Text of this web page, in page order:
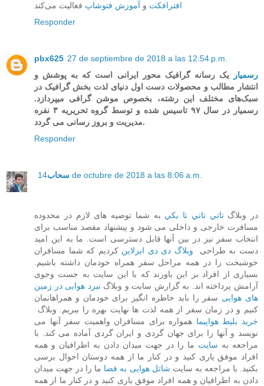
افترافکت و آموزش فتوشاپ فعالیت می‌کند
Responder
pbx625 27 de septiembre de 2018 a las 12:54 p.m.
رسمیار
یک رسانه گرافیک محور ایرانی است که به پوشش و
انتشار مطالب و محصولات دست اول دنیای لذت بخش گرافیک در
سبک‌های مختلف این رشته، بخصوص موشن گرافی میپردازد.
رسمیار در سال ۹۷ تاسیس شده و توسط گروه تحریریه ۳ نفره
مدیریت و بروز رسانی می گردد.
Responder
سحاب 14 de octubre de 2018 a las 8:06 a.m.
در وبلاگتاتي تاتي تا يكي به شما توصیه های لازم در محدوده
مسافرت خارجی و داخلی می شود و پیشنهاد مقصد مناسب برای
انتخاب سفر نیز در بین آنها قابل دسترسی است. ما به این امید
دست به طراحی وبلاگ دی دی ایرلاین کردیم که شما مسافران
خوشبخت را در همه مراحل سفر همراه خودمان داشته باشیم.
بسیاری از افراد بر این باورند که با این سایت به جست وجوی
آرامش پرداخته اند. به گزارش سایت و وبلاگ نبرد هوایی در زمین
های هوایی سفر را باید خاطره انگیز برای خودمان و همراهانمان
کنیم و در زمان سفر از همه لذت ها نهایت بهره را ببریم. وبلاگ
خرید بلیط هواپیما همواره برای مسافران واهمیت سفر آنها می
نویسد و آنها را برای جهان گردی و ایران گردی آماده می کند. با
مراجعه به سایت ما را در جهت میدان دادن به اطرافیان و همه
افراد موفق یاری کنید و در کنار ما از همه دوستان احوال برسی
بکنید. با مراجعه به سایت شاتل هوایی به فضا ما را در جهت میدان
دادن به اطرافیان و همه افراد موفق یاری کنید و در کنار ما از همه